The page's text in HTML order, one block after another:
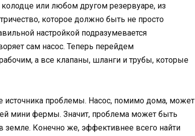
или любом другом резервуаре, из
которое должно быть не просто
настройкой подразумевается
сам насос. Теперь перейдем
а все клапаны, шланги и трубы, которые
источника проблемы. Насос, помимо дома, может
мини фермы. Значит, проблема может быть
земле. Конечно же, эффективнее всего найти